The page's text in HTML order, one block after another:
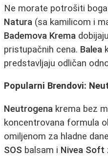
Ne morate potrošiti
Natura (sa kamilicom i
Bademova Krema
pristupačnih cena. Balea
predstavljaju odličan
Popularni Brendovi:
Neutrogena krema bez
koncentrovana formula
omiljenom za hladne
SOS balsam i Nivea Soft